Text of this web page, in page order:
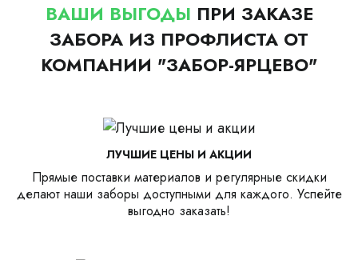
ВАШИ ВЫГОДЫ ПРИ ЗАКАЗЕ
ЗАБОРА ИЗ ПРОФЛИСТА ОТ
КОМПАНИИ "ЗАБОР-ЯРЦЕВО"
ЛУЧШИЕ ЦЕНЫ И АКЦИИ
Прямые поставки материалов и регулярные скидки
делают наши заборы доступными для каждого. Успейте
выгодно заказать!